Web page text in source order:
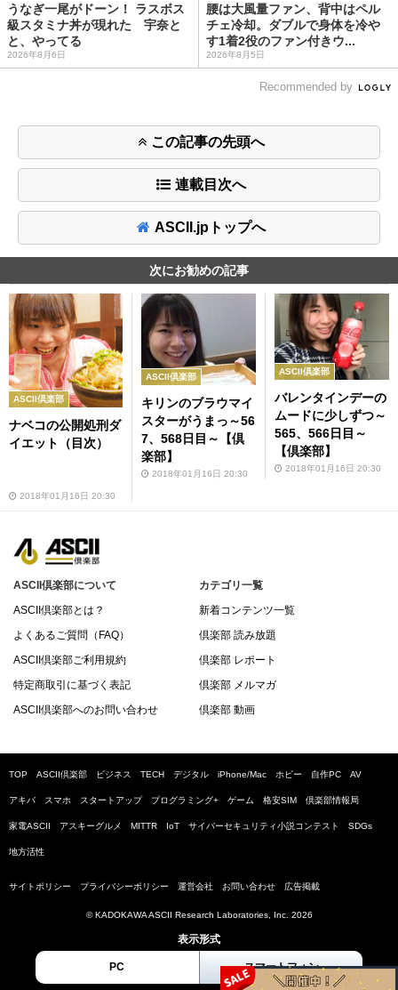
うなぎ一尾がドーン！ ラスボス
級スタミナ丼が現れた 宇奈と
と、やってる
2026年8月6日
腰は大風量ファン、背中はペル
チェ冷却。ダブルで身体を冷や
す1着2役のファン付きウ...
2026年8月5日
Recommended by
この記事の先頭へ
連載目次へ
ASCII.jpトップへ
次にお勧めの記事
ASCII倶楽部
ナベコの公開処刑ダ
イエット（目次）
2018年01月16日 20:30
ASCII倶楽部
キリンのブラウマイ
スターがうまっ～56
7、568日目～【倶
楽部】
2018年01月16日 20:30
ASCII倶楽部
バレンタインデーの
ムードに少しずつ～
565、566日目～
【倶楽部】
2018年01月16日 20:30
ASCII倶楽部について
ASCII倶楽部とは？
よくあるご質問（FAQ）
ASCII倶楽部ご利用規約
特定商取引に基づく表記
ASCII倶楽部へのお問い合わせ
カテゴリ一覧
新着コンテンツ一覧
倶楽部 読み放題
倶楽部 レポート
倶楽部 メルマガ
倶楽部 動画
TOP ASCII倶楽部 ビジネス TECH デジタル iPhone/Mac ホビー 自作PC AV
アキバ スマホ スタートアップ プログラミング+ ゲーム 格安SIM 倶楽部情報局
家電ASCII アスキーグルメ MITTR IoT サイバーセキュリティ小説コンテスト SDGs
地方活性
サイトポリシー プライバシーポリシー 運営会社 お問い合わせ 広告掲載
© KADOKAWA ASCII Research Laboratories, Inc. 2026
表示形式
PC スマートフォン